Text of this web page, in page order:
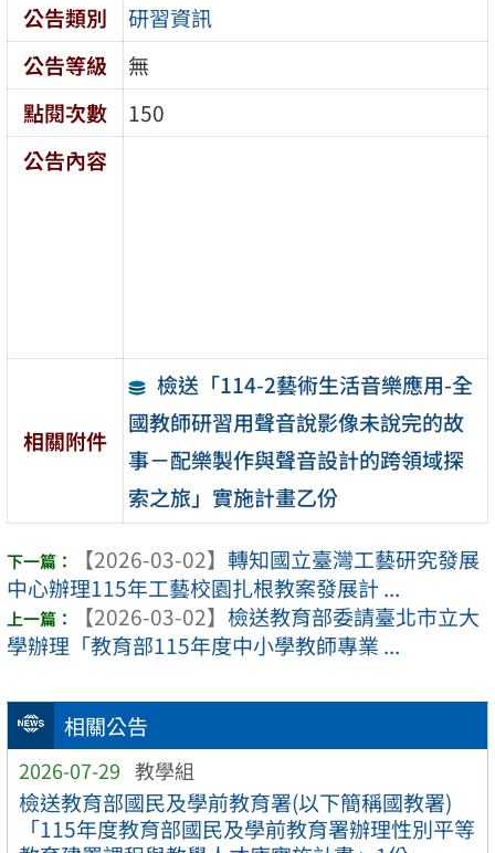
相關公告
2026-07-29 教學組
檢送教育部國民及學前教育署(以下簡稱國教署)
「115年度教育部國民及學前教育署辦理性別平等
公告類別
研習資訊
公告等級
無
點閱次數
150
公告內容
相關附件
檢送「114-2藝術生活音樂應用-全
國教師研習用聲音說影像未說完的故
事－配樂製作與聲音設計的跨領域探
索之旅」實施計畫乙份
【2026-03-02】 轉知國立臺灣工藝研究發展
中心辦理115年工藝校園扎根教案發展計 ...
【2026-03-02】 檢送教育部委請臺北市立大
學辦理「教育部115年度中小學教師專業 ...